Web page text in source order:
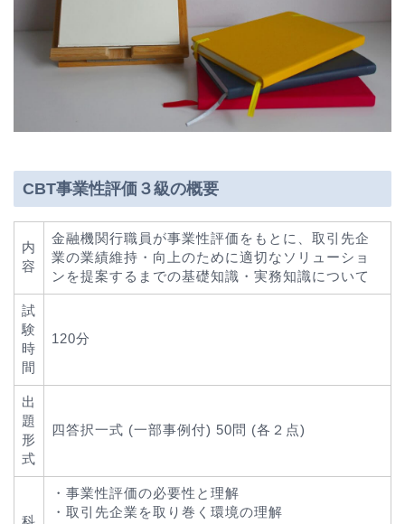
CBT事業性評価３級の概要
内
容
金融機関行職員が事業性評価をもとに、取引先企
業の業績維持・向上のために適切なソリューショ
ンを提案するまでの基礎知識・実務知識について
試
験
時
間
120分
出
題
形
式
四答択一式 (一部事例付) 50問 (各２点)
科
・事業性評価の必要性と理解
・取引先企業を取り巻く環境の理解